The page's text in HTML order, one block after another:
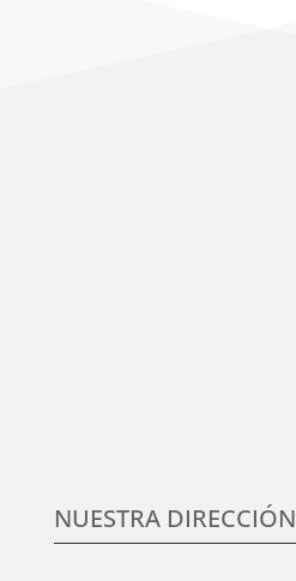
NUESTRA DIRECCIÓN